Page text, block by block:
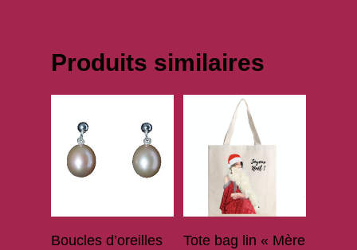
Produits similaires
Ajouter Au Panier
Boucles d’oreilles
Ajouter Au Panier
Tote bag lin « Mère